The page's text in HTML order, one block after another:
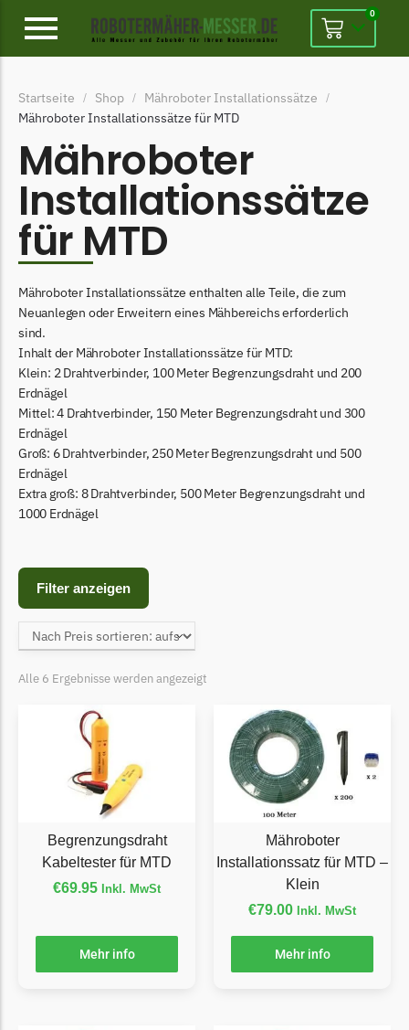
Alpina Messer
Ambrogio
Ambrogio Messer
Begrenzungsdraht
Belrobotics
Belrobotics Messer
Begrenzungsdraht
Black & Decker
Black & Decker Messer
Begrenzungsdraht
Bosch Indego
Bosch Indego Messer
Begrenzungsdraht
Central Park Messer
Begrenzungsdraht
Cramer
Begrenzungsdraht
Cub Cadet
Cub Cadet Messer
Begrenzungsdraht
Ecovacs Messer
Einhell
Etesia
0
Startseite / Shop / Mähroboter Installationssätze /
Mähroboter Installationssätze für MTD
Mähroboter
Installationssätze
für MTD
Mähroboter Installationssätze enthalten alle Teile, die zum
Neuanlegen oder Erweitern eines Mähbereichs erforderlich
sind.
Inhalt der Mähroboter Installationssätze für MTD:
Klein: 2 Drahtverbinder, 100 Meter Begrenzungsdraht und 200
Erdnägel
Mittel: 4 Drahtverbinder, 150 Meter Begrenzungsdraht und 300
Erdnägel
Groß: 6 Drahtverbinder, 250 Meter Begrenzungsdraht und 500
Erdnägel
Extra groß: 8 Drahtverbinder, 500 Meter Begrenzungsdraht und
1000 Erdnägel
Filter anzeigen
Alle 6 Ergebnisse werden angezeigt
Begrenzungsdraht
Kabeltester für MTD
€69.95 Inkl. MwSt
Mehr info
Mähroboter
Installationssatz für MTD –
Klein
€79.00 Inkl. MwSt
Mehr info